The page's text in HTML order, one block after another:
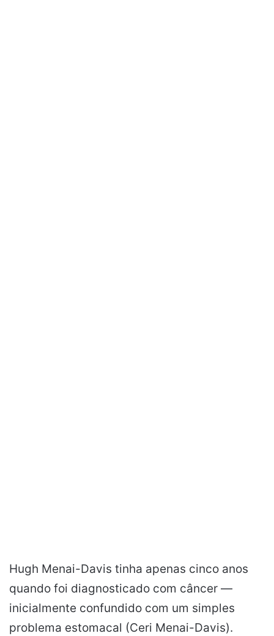
Hugh Menai-Davis tinha apenas cinco anos
quando foi diagnosticado com câncer —
inicialmente confundido com um simples
problema estomacal (Ceri Menai-Davis).